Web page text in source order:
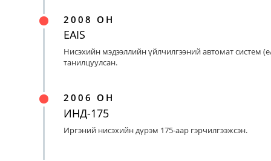
2008 ОН
EAIS
Нисэхийн мэдээллийн үйлчилгээний автомат систем
танилцуулсан.
2006 ОН
ИНД-175
Иргэний нисэхийн дүрэм 175-аар гэрчилгээжсэн.